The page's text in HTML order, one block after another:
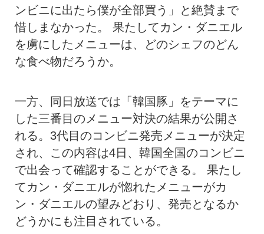
ンビニに出たら僕が全部買う」と絶賛まで
惜しまなかった。 果たしてカン・ダニエル
を虜にしたメニューは、どのシェフのどん
な食べ物だろうか。
一方、同日放送では「韓国豚」をテーマに
した三番目のメニュー対決の結果が公開さ
れる。3代目のコンビニ発売メニューが決定
され、この内容は4日、韓国全国のコンビニ
で出会って確認することができる。 果たし
てカン・ダニエルが惚れたメニューがカ
ン・ダニエルの望みどおり、発売となるか
どうかにも注目されている。